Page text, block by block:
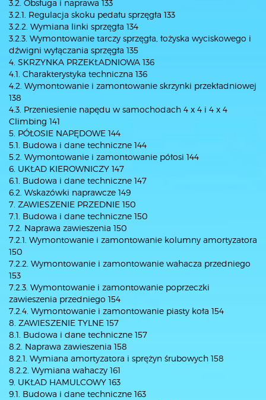
3.2. Obsługa i naprawa 133
3.2.1. Regulacja skoku pedału sprzęgła 133
3.2.2. Wymiana linki sprzęgła 134
3.2.3. Wymontowanie tarczy sprzęgła, łożyska wyciskowego i
dźwigni wyłączania sprzęgła 135
4. SKRZYNKA PRZEKŁADNIOWA 136
4.1. Charakterystyka techniczna 136
4.2. Wymontowanie i zamontowanie skrzynki przekładniowej
138
4.3. Przeniesienie napędu w samochodach 4 x 4 i 4 x 4
Climbing 141
5. PÓŁOSIE NAPĘDOWE 144
5.1. Budowa i dane techniczne 144
5.2. Wymontowanie i zamontowanie półosi 144
6. UKŁAD KIEROWNICZY 147
6.1. Budowa i dane techniczne 147
6.2. Wskazówki naprawcze 149
7. ZAWIESZENIE PRZEDNIE 150
7.1. Budowa i dane techniczne 150
7.2. Naprawa zawieszenia 150
7.2.1. Wymontowanie i zamontowanie kolumny amortyzatora
150
7.2.2. Wymontowanie i zamontowanie wahacza przedniego
153
7.2.3. Wymontowanie i zamontowanie poprzeczki
zawieszenia przedniego 154
7.2.4. Wymontowanie i zamontowanie piasty koła 154
8. ZAWIESZENIE TYLNE 157
8.1. Budowa i dane techniczne 157
8.2. Naprawa zawieszenia 158
8.2.1. Wymiana amortyzatora i sprężyn śrubowych 158
8.2.2. Wymiana wahaczy 161
9. UKŁAD HAMULCOWY 163
9.1. Budowa i dane techniczne 163